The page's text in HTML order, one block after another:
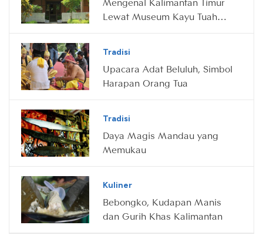
Lewat Museum Kayu Tuah
Tradisi
Upacara Adat Beluluh, Simbol
Harapan Orang Tua
Tradisi
Daya Magis Mandau yang
Memukau
Kuliner
Bebongko, Kudapan Manis
dan Gurih Khas Kalimantan